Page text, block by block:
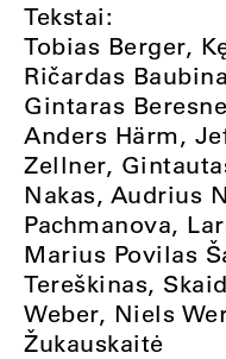
Tekstai:
Tobias Berger,
Ričardas
Gintaras
Anders Härm,
Zellner,
Nakas, Audrius
Pachmanova,
Marius Povilas
Tereškinas,
Weber, Niels
Žukauskaitė